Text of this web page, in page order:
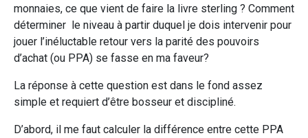
monnaies, ce que vient de faire la livre sterling ? Comment
déterminer le niveau à partir duquel je dois intervenir pour
jouer l’inéluctable retour vers la parité des pouvoirs
d’achat (ou PPA) se fasse en ma faveur?
La réponse à cette question est dans le fond assez
simple et requiert d’être bosseur et discipliné.
D’abord, il me faut calculer la différence entre cette PPA